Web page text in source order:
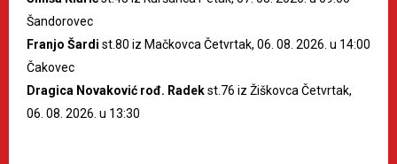
Šandorovec
Franjo Šardi st.80 iz Mačkovca Četvrtak, 06. 08. 2026. u 14:00
Čakovec
Dragica Novaković rođ. Radekst.76 iz Žiškovca Četvrtak,
06. 08. 2026. u 13:30